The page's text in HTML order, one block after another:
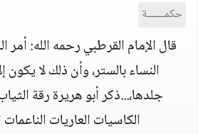
حكمــــــة
قال الإمام القرطبي رحمه الله: أمر
النساء بالستر، وأن ذلك لا يكون
جلدها،...ذكر أبو هريرة رقة
الكاسيات العاريات